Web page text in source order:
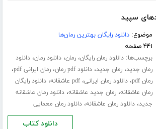
سپید
موضوع:دانلود رایگان بهترین رمان‌ها
۴۴۱ صفحه
برچسب‌ها:دانلود رمان رایگان،رمان،دانلود رمان،دانلود
رمان جدید،رمان جدید،دانلود pdf رمان ،رمان ایرانی pdf ،
رمان pdf ،دانلود رمان ایرانی،pdf عاشقانه ،دانلود رایگان
رمان عاشقانه،رمان جدید عاشقانه،دانلود رمان عاشقانه
جدید،دانلود رمان عاشقانه،دانلود رمان معمایی
دانلود کتاب